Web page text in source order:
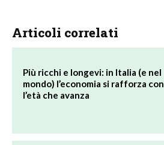
Articoli correlati
Più ricchi e longevi: in Italia (e nel
mondo) l’economia si rafforza con
l’età che avanza